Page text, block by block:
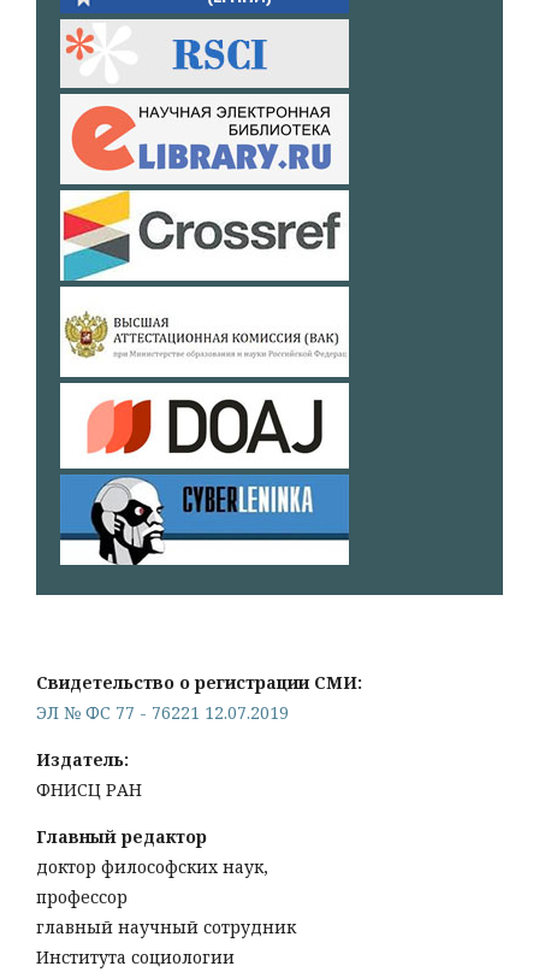
Свидетельство о регистрации СМИ:
ЭЛ № ФС 77 - 76221 12.07.2019
Издатель:
ФНИСЦ РАН
Главный редактор
доктор философских наук,
профессор
главный научный сотрудник
Института социологии